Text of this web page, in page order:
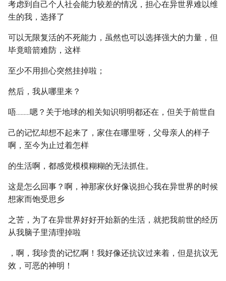
考虑到自己个人社会能力较差的情况，担心在异世界难以维
生的我，选择了
可以无限复活的不死能力，虽然也可以选择强大的力量，但
毕竟暗箭难防，这样
至少不用担心突然挂掉啦；
然后，我从哪里来？
唔.........嗯？关于地球的相关知识明明都还在，但关于前世自
己的记忆却想不起来了，家住在哪里呀，父母亲人的样子
啊，至今为止过着怎样
的生活啊，都感觉模模糊糊的无法抓住。
这是怎么回事？啊，神那家伙好像说担心我在异世界的时候
想家而饱受思乡
之苦，为了在异世界好好开始新的生活，就把我前世的经历
从我脑子里清理掉啦
，啊，我珍贵的记忆啊！我好像还抗议过来着，但是抗议无
效，可恶的神明！